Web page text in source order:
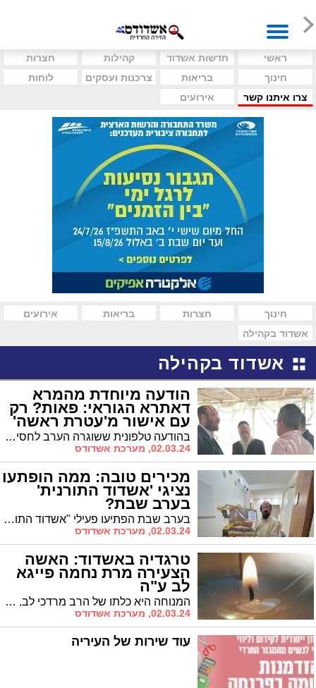
ראשי חדשות אשדוד קהילות
חצרות
חינוך
בריאות צרכנות ועסקים
לוחות
צרו איתנו קשר
אירועים
חינוך חצרות בריאות
אירועים
אשדוד בקהילה
אשדוד בקהילה
הודעה מיוחדת מהמרא
דאתרא הגוראי: פאות? רק
עם אישור מ'עטרת ראשה'
בהודעה טלפונית ששוגרה הערב לחסידי גור בעיר מבהיר המרא דאתרא של חסידי גור באשדוד הרב שמואל דוד גרוס כי יש להיזהר מרכישת שיער שיש בו חשש ע"ז
02.03.24, מערכת אשדודס
מכירים טובה: ממה הופתעו
נציגי 'אשדוד התורנית'
בערב שבת?
בערב שבת הפתיעו פעילי "אשדוד התורנית" את הנציגים במארזי פירות מעוצבים. "הוכחתם ובגדול"
02.03.24, מערכת אשדודס
טרגדיה באשדוד: האשה
הצעירה מרת נחמה פייגא
לב ע"ה
המנוחה היא כלתו של הרב מרדכי לב, המשנה למנכ"ל החינוך העצמאי. נפטרה ללא שזכתה לזרע של קיימא. בת 27 בלבד היתה בפטירתה. הלווייתה תצא מביתה ברח' שלמה בן יוסף בשעה 21:30 בדרכה לבית העלמין בעיר שם תיטמן
02.03.24, מערכת אשדודס
עוד שירות של העיריה